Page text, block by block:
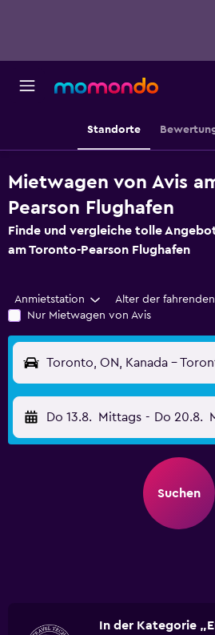
Standorte
Mietwagen von Avis
Pearson Flughafen
Finde und vergleiche tolle
am Toronto-Pearson Flughafen
Anmietstation Alter der
Nur Mietwagen von Avis
Toronto, ON, Kanada -
Do 13.8. Mittags - Do 20.8.
Suchen
In der Kategorie